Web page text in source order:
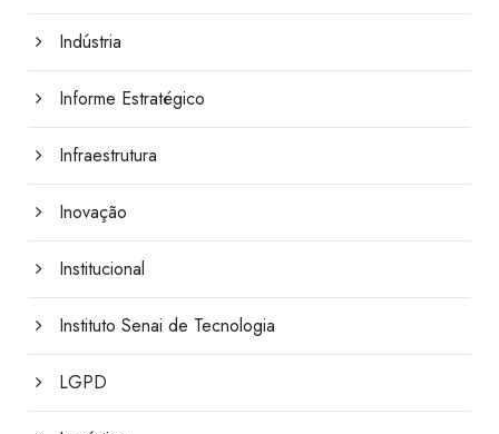
Indústria
Informe Estratégico
Infraestrutura
Inovação
Institucional
Instituto Senai de Tecnologia
LGPD